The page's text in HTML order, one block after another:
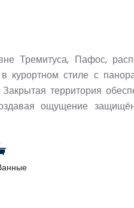
Тремитуса, Пафос,
курортном стиле с
территория
ощущение